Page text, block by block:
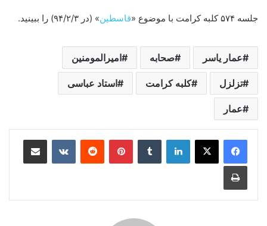
جلسه ۵۷۴ کلبه‌ کرامت با موضوع « قاسطین» (در ۹۴/۲/۳) را ببینید.
عمار یاسر صحابه امیرالمومنین
تزلزل کلبه کرامت استاد عباسی
عمار
لینکدین ‫تامبلر ‫پین‌ترست‫رددیت ‫VKontakteاشتراک گذاری از طریق ایمیل
چاپ